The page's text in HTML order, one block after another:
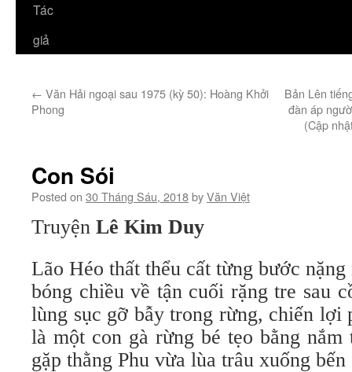
Tác
giả
← Văn Hải ngoại sau 1975 (kỳ 50): Hoàng Khởi
Phong
Bản Lên
đàn áp
(Cập
Con Sói
Posted on 30 Tháng Sáu, 2018byVăn Việt
Truyện Lê Kim Duy
Lão Héo thất thểu cất từng bước
bóng chiều về tận cuối rặng tre sau
lùng sục gỡ bẫy trong rừng, chiến lợi
là một con gà rừng bé tẹo bằng
gặp thằng Phu vừa lùa trâu xuống bến